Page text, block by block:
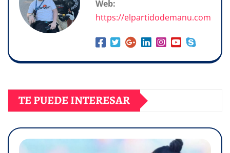
Web:
https://elpartidodemanu.com
TE PUEDE INTERESAR